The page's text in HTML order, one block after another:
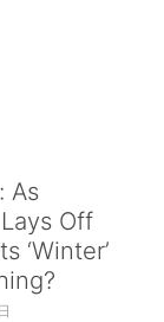
As
Off
‘Winter’